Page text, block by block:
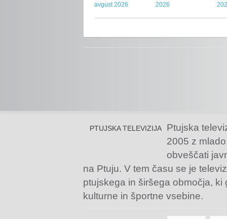
avgust 2026
2026
PTUJSKA TELEVIZIJA
Ptujska
2005 z
obveščati
na Ptuju. V tem času se je
ptujskega in širšega območja,
kulturne in športne vsebine.